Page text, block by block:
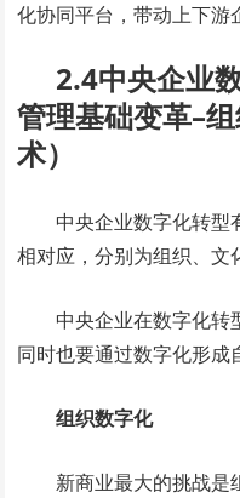
化协同平台，带动上下游
2.4中央企业
管理基础变革–
术）
中央企业数字化转型
相对应，分别为组织、文
中央企业在数字化转
同时也要通过数字化形成
组织数字化
新商业最大的挑战是